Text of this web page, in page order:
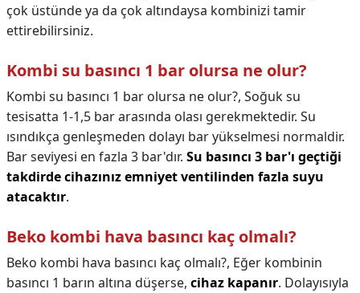
çok üstünde ya da çok altındaysa kombinizi tamir
ettirebilirsiniz.
Kombi su basıncı 1 bar olursa ne olur?
Kombi su basıncı 1 bar olursa ne olur?, Soğuk su
tesisatta 1-1,5 bar arasında olası gerekmektedir. Su
ısındıkça genleşmeden dolayı bar yükselmesi normaldir.
Bar seviyesi en fazla 3 bar'dır. Su basıncı 3 bar'ı geçtiği
takdirde cihazınız emniyet ventilinden fazla suyu
atacaktır.
Beko kombi hava basıncı kaç olmalı?
Beko kombi hava basıncı kaç olmalı?, Eğer kombinin
basıncı 1 barın altına düşerse, cihaz kapanır. Dolayısıyla